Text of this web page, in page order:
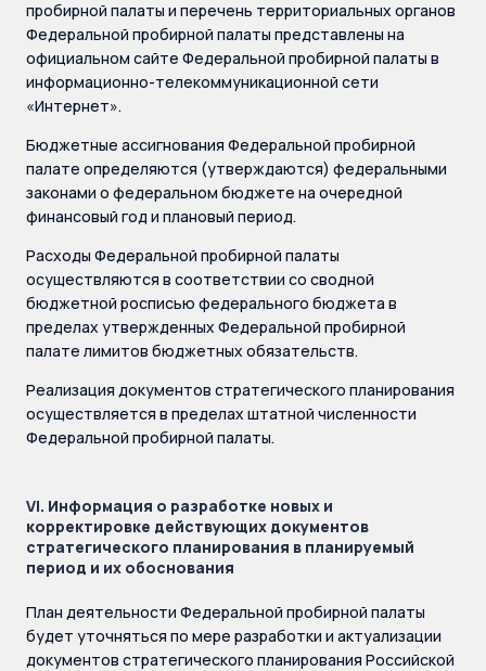
пробирной палаты и перечень территориальных органов
Федеральной пробирной палаты представлены на
официальном сайте Федеральной пробирной палаты в
информационно-телекоммуникационной сети
«Интернет».
Бюджетные ассигнования Федеральной пробирной
палате определяются (утверждаются) федеральными
законами о федеральном бюджете на очередной
финансовый год и плановый период.
Расходы Федеральной пробирной палаты
осуществляются в соответствии со сводной
бюджетной росписью федерального бюджета в
пределах утвержденных Федеральной пробирной
палате лимитов бюджетных обязательств.
Реализация документов стратегического планирования
осуществляется в пределах штатной численности
Федеральной пробирной палаты.
VI. Информация о разработке новых и
корректировке действующих документов
стратегического планирования в планируемый
период и их обоснования
План деятельности Федеральной пробирной палаты
будет уточняться по мере разработки и актуализации
документов стратегического планирования Российской